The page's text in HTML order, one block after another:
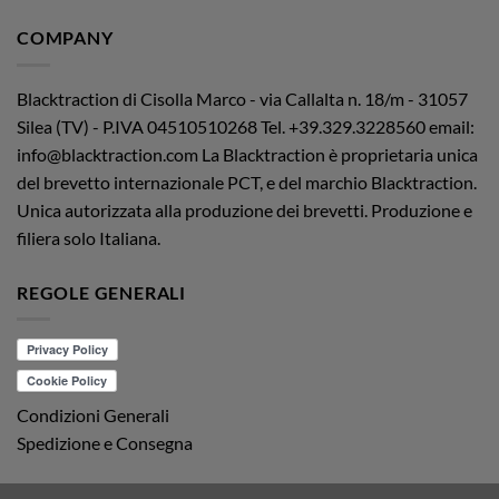
COMPANY
Blacktraction di Cisolla Marco - via Callalta n. 18/m - 31057
Silea (TV) - P.IVA 04510510268Tel. +39.329.3228560 email:
info@blacktraction.com La Blacktraction è proprietaria unica
del brevetto internazionale PCT, e del marchio Blacktraction.
Unica autorizzata alla produzione dei brevetti. Produzione e
filiera solo Italiana.
REGOLE GENERALI
Condizioni Generali
Spedizione e Consegna